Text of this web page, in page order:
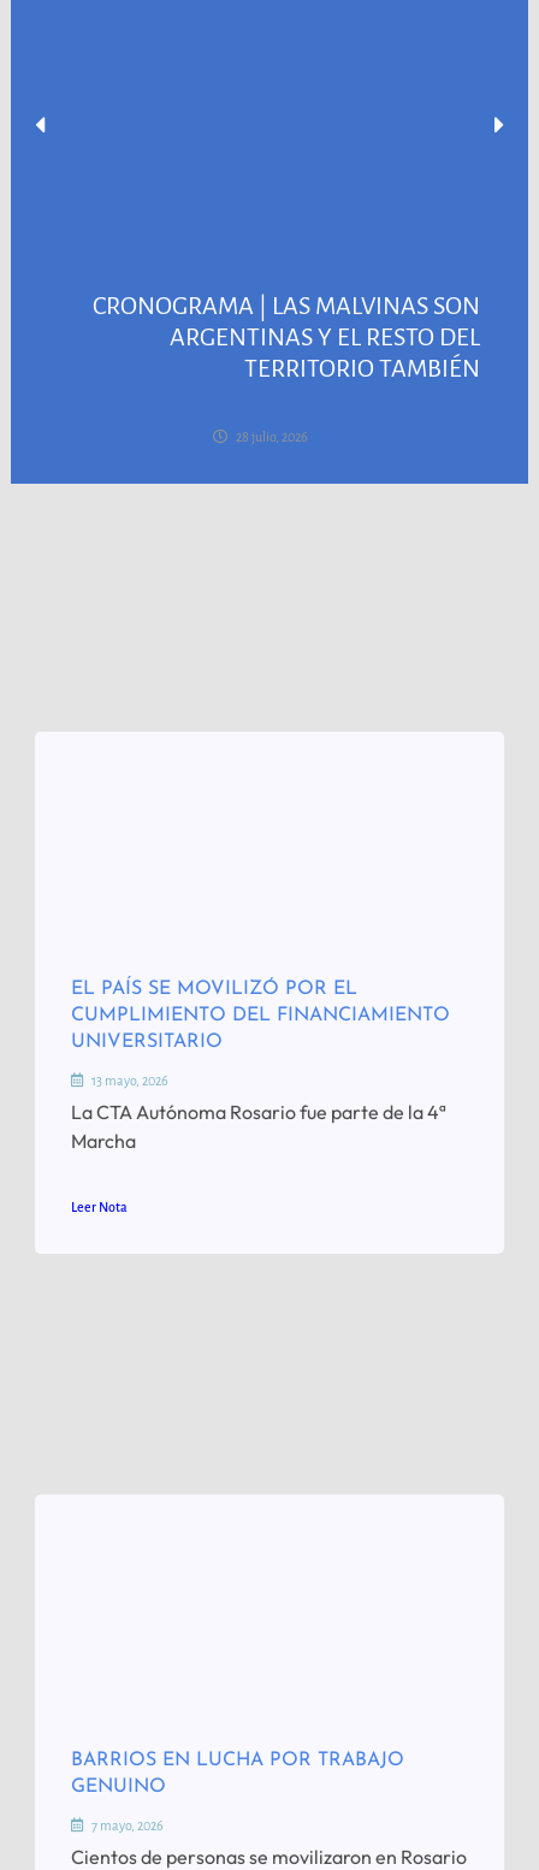
CRONOGRAMA | LAS MALVINAS SON
ARGENTINAS Y EL RESTO DEL
TERRITORIO TAMBIÉN
28 julio, 2026
EL PAÍS SE MOVILIZÓ POR EL
CUMPLIMIENTO DEL FINANCIAMIENTO
UNIVERSITARIO
13 mayo, 2026
La CTA Autónoma Rosario fue parte de la 4ª
Marcha
Leer Nota
BARRIOS EN LUCHA POR TRABAJO
GENUINO
7 mayo, 2026
Cientos de personas se movilizaron en Rosario